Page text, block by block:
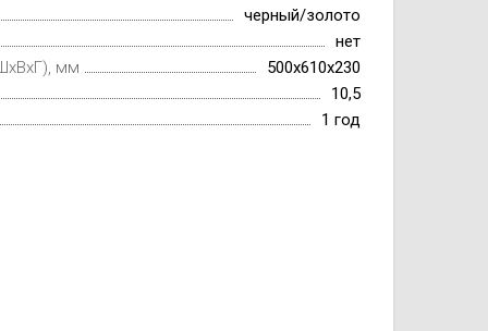
черный/золото
нет
мм
500x610x230
10,5
1 год